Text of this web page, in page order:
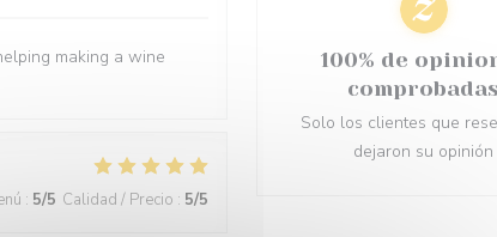
making a wine
: 5/5 Calidad / Precio : 5/5
100% de
comprobadas
Solo los clientes que
dejaron su opinión